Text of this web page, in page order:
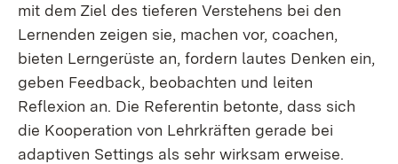
mit dem Ziel des tieferen Verstehens bei den
Lernenden zeigen sie, machen vor, coachen,
bieten Lerngerüste an, fordern lautes Denken ein,
geben Feedback, beobachten und leiten
Reflexion an. Die Referentin betonte, dass sich
die Kooperation von Lehrkräften gerade bei
adaptiven Settings als sehr wirksam erweise.